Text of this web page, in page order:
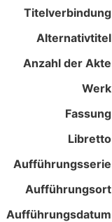
Titelverbindung
Alternativtitel
Anzahl der Akte
Werk
Fassung
Libretto
Aufführungsserie
Aufführungsort
Aufführungsdatum